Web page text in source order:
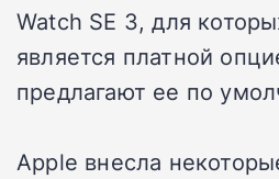
Watch SE 3, для
является платной
предлагают ее по
Apple внесла